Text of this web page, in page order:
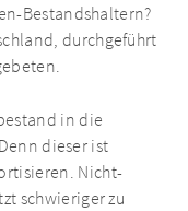
Bestandshaltern?
durchgeführt
in die
dieser ist
Nicht-
schwieriger zu